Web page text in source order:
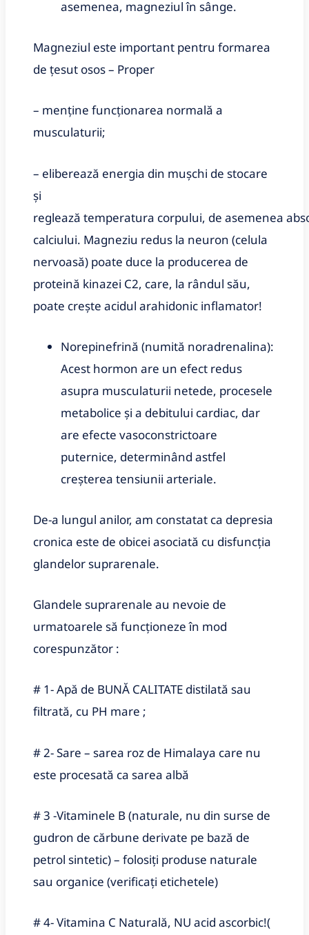
asemenea, magneziul în sânge.
Magneziul este important pentru formarea
de țesut osos – Proper
– menţine funcționarea normală a
musculaturii;
– eliberează energia din mușchi de stocare
și
reglează temperatura corpului, de asemenea
calciului. Magneziu redus la neuron (celula
nervoasă) poate duce la producerea de
proteină kinazei C2, care, la rândul său,
poate crește acidul arahidonic inflamator!
Norepinefrină (numită noradrenalina):
Acest hormon are un efect redus
asupra musculaturii netede, procesele
metabolice și a debitului cardiac, dar
are efecte vasoconstrictoare
puternice, determinând astfel
creșterea tensiunii arteriale.
De-a lungul anilor, am constatat ca depresia
cronica este de obicei asociată cu disfuncția
glandelor suprarenale.
Glandele suprarenale au nevoie de
urmatoarele să funcționeze în mod
corespunzător :
# 1- Apă de BUNĂ CALITATE distilată sau
filtrată, cu PH mare ;
# 2- Sare – sarea roz de Himalaya care nu
este procesată ca sarea albă
# 3 -Vitaminele B (naturale, nu din surse de
gudron de cărbune derivate pe bază de
petrol sintetic) – folosiți produse naturale
sau organice (verificați etichetele)
# 4- Vitamina C Naturală, NU acid ascorbic!(